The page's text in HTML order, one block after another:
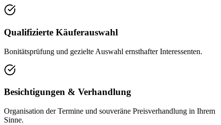
Qualifizierte Käuferauswahl
Bonitätsprüfung und gezielte Auswahl ernsthafter Interessenten.
Besichtigungen & Verhandlung
Organisation der Termine und souveräne Preisverhandlung in Ihrem
Sinne.